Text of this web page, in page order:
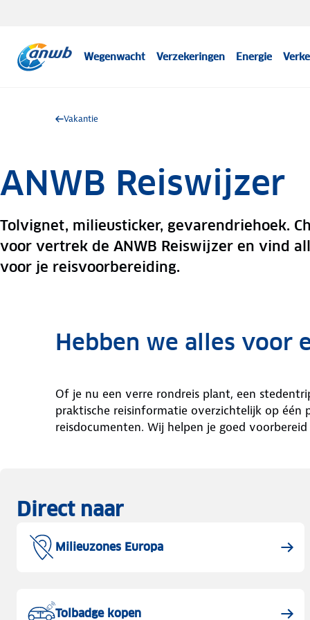
Wegenwacht Verzekeringen Energie
Vakantie
ANWB Reiswijzer
Tolvignet, milieusticker, gevarendriehoek.
voor vertrek de ANWB Reiswijzer en vind
voor je reisvoorbereiding.
Hebben we alles voor
Of je nu een verre rondreis plant, een
praktische reisinformatie overzichtelijk op één
reisdocumenten. Wij helpen je goed
Direct naar
Milieuzones Europa
Tolbadge kopen